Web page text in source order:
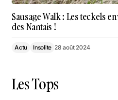
Sausage Walk : Les teckels
des Nantais !
Actu Insolite 28 août 2024
Les Tops